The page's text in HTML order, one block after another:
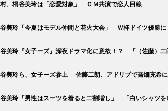
、桐谷美玲は「恋愛対象」 ＣＭ共演で恋人目線
美玲「今夏はモデル仲間と花火大会」 Ｗ杯ドイツ優勝に
美玲『女子ーズ』深夜ドラマ化に意欲！？ 「（佐藤）二
美玲ら、女子ーズ参上 佐藤二朗、アドリブで高畑充希
美玲「男性はスーツを着ると二割増し」 「白いシャツを